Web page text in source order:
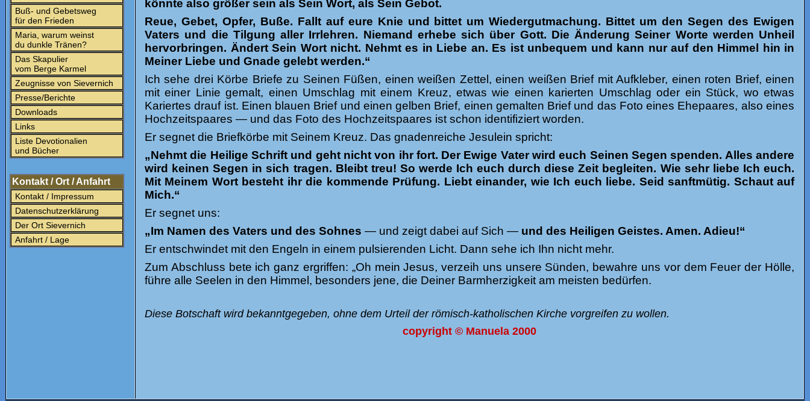
Buß- und Gebetsweg
für den Frieden
Maria, warum weinst
du dunkle Tränen?
Das Skapulier
vom Berge Karmel
Zeugnisse von Sievernich
Presse/Berichte
Downloads
Links
Liste Devotionalien
und Bücher
Kontakt / Ort / Anfahrt
Kontakt / Impressum
Datenschutzerklärung
Der Ort Sievernich
Anfahrt / Lage
könnte also größer sein als Sein Wort, als Sein Gebot.
Reue, Gebet, Opfer, Buße. Fallt auf eure Knie und bittet um Wiedergutmachung. Bittet um den Segen des Ewigen
Vaters und die Tilgung aller Irrlehren. Niemand erhebe sich über Gott. Die Änderung Seiner Worte werden Unheil
hervorbringen. Ändert Sein Wort nicht. Nehmt es in Liebe an. Es ist unbequem und kann nur auf den Himmel hin in
Meiner Liebe und Gnade gelebt werden.“
Ich sehe drei Körbe Briefe zu Seinen Füßen, einen weißen Zettel, einen weißen Brief mit Aufkleber, einen roten Brief, einen
mit einer Linie gemalt, einen Umschlag mit einem Kreuz, etwas wie einen karierten Umschlag oder ein Stück, wo etwas
Kariertes drauf ist. Einen blauen Brief und einen gelben Brief, einen gemalten Brief und das Foto eines Ehepaares, also eines
Hochzeitspaares — und das Foto des Hochzeitspaares ist schon identifiziert worden.
Er segnet die Briefkörbe mit Seinem Kreuz. Das gnadenreiche Jesulein spricht:
„Nehmt die Heilige Schrift und geht nicht von ihr fort. Der Ewige Vater wird euch Seinen Segen spenden. Alles andere
wird keinen Segen in sich tragen. Bleibt treu! So werde Ich euch durch diese Zeit begleiten. Wie sehr liebe Ich euch.
Mit Meinem Wort besteht ihr die kommende Prüfung. Liebt einander, wie Ich euch liebe. Seid sanftmütig. Schaut auf
Mich.“
Er segnet uns:
„Im Namen des Vaters und des Sohnes — und zeigt dabei auf Sich — und des Heiligen Geistes. Amen. Adieu!“
Er entschwindet mit den Engeln in einem pulsierenden Licht. Dann sehe ich Ihn nicht mehr.
Zum Abschluss bete ich ganz ergriffen: „Oh mein Jesus, verzeih uns unsere Sünden, bewahre uns vor dem Feuer der Hölle,
führe alle Seelen in den Himmel, besonders jene, die Deiner Barmherzigkeit am meisten bedürfen.
Diese Botschaft wird bekanntgegeben, ohne dem Urteil der römisch-katholischen Kirche vorgreifen zu wollen.
copyright © Manuela 2000